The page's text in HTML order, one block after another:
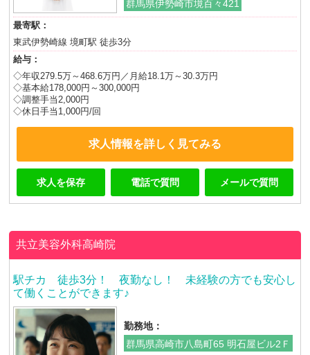
群馬県伊勢崎市境百々421
最寄駅：
東武伊勢崎線 境町駅 徒歩3分
給与：
◇年収279.5万～468.6万円／月給18.1万～30.3万円
◇基本給178,000円～300,000円
◇調整手当2,000円
◇休日手当1,000円/回
求人情報を詳しく見てみる
求人を保存 電話で質問 メールで質問
共立美容外科高崎院
駅チカ 徒歩3分！ 夜勤なし！ 未経験の方でも安心し
て働くことができます♪
勤務地：
群馬県高崎市八島町65 明石屋ビル2Ｆ